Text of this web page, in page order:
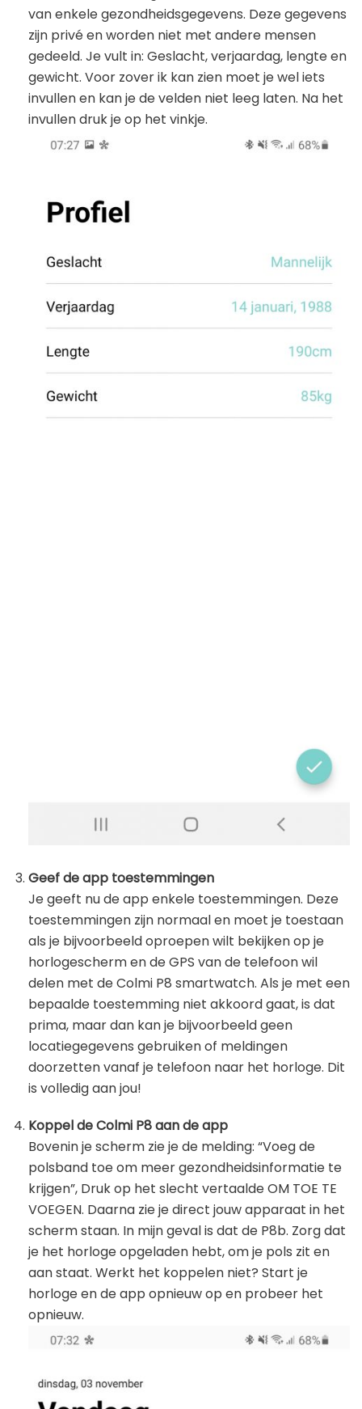
van enkele gezondheidsgegevens. Deze gegevens
zijn privé en worden niet met andere mensen
gedeeld. Je vult in: Geslacht, verjaardag, lengte en
gewicht. Voor zover ik kan zien moet je wel iets
invullen en kan je de velden niet leeg laten. Na het
invullen druk je op het vinkje.
Geef de app toestemmingen
Je geeft nu de app enkele toestemmingen. Deze
toestemmingen zijn normaal en moet je toestaan
als je bijvoorbeeld oproepen wilt bekijken op je
horlogescherm en de GPS van de telefoon wil
delen met de Colmi P8 smartwatch. Als je met een
bepaalde toestemming niet akkoord gaat, is dat
prima, maar dan kan je bijvoorbeeld geen
locatiegegevens gebruiken of meldingen
doorzetten vanaf je telefoon naar het horloge. Dit
is volledig aan jou!
Koppel de Colmi P8 aan de app
Bovenin je scherm zie je de melding: “Voeg de
polsband toe om meer gezondheidsinformatie te
krijgen”, Druk op het slecht vertaalde OM TOE TE
VOEGEN. Daarna zie je direct jouw apparaat in het
scherm staan. In mijn geval is dat de P8b. Zorg dat
je het horloge opgeladen hebt, om je pols zit en
aan staat. Werkt het koppelen niet? Start je
horloge en de app opnieuw op en probeer het
opnieuw.